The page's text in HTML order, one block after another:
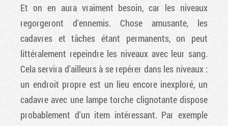
Et on en aura vraiment besoin, car les niveaux
regorgeront d'ennemis. Chose amusante, les
cadavres et tâches étant permanents, on peut
littéralement repeindre les niveaux avec leur sang.
Cela servira d'ailleurs à se repérer dans les niveaux :
un endroit propre est un lieu encore inexploré, un
cadavre avec une lampe torche clignotante dispose
probablement d'un item intéressant. Par exemple